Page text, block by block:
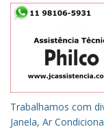
Trabalhamos com
Janela, Ar